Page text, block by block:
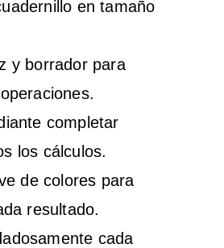
en tamaño
y borrador para
completar
los cálculos.
de colores para
resultado.
cada